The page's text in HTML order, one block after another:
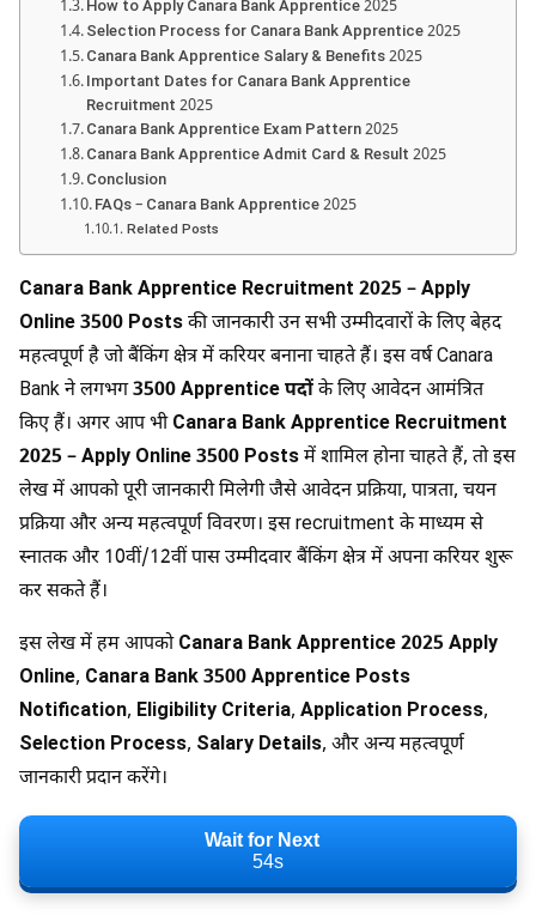
How to Apply Canara Bank Apprentice 2025
Selection Process for Canara Bank Apprentice 2025
Canara Bank Apprentice Salary & Benefits 2025
Important Dates for Canara Bank Apprentice
Recruitment 2025
Canara Bank Apprentice Exam Pattern 2025
Canara Bank Apprentice Admit Card & Result 2025
Conclusion
FAQs – Canara Bank Apprentice 2025
Related Posts
Canara Bank Apprentice Recruitment 2025 – Apply
Online 3500 Postsकी जानकारी उन सभी उम्मीदवारों के लिए बेहद
महत्वपूर्ण है जो बैंकिंग क्षेत्र में करियर बनाना चाहते हैं। इस वर्ष Canara
Bank ने लगभग3500 Apprentice पदोंके लिए आवेदन आमंत्रित
किए हैं। अगर आप भीCanara Bank Apprentice Recruitment
2025 – Apply Online 3500 Postsमें शामिल होना चाहते हैं, तो इस
लेख में आपको पूरी जानकारी मिलेगी जैसे आवेदन प्रक्रिया, पात्रता, चयन
प्रक्रिया और अन्य महत्वपूर्ण विवरण। इस recruitment के माध्यम से
स्नातक और 10वीं/12वीं पास उम्मीदवार बैंकिंग क्षेत्र में अपना करियर शुरू
कर सकते हैं।
इस लेख में हम आपकोCanara Bank Apprentice 2025 Apply
Online, Canara Bank 3500 Apprentice Posts
Notification, Eligibility Criteria, Application Process,
Selection Process, Salary Details, और अन्य महत्वपूर्ण
जानकारी प्रदान करेंगे।
Wait for Next
54s